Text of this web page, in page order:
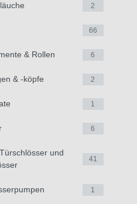
2
66
& Rollen 6
& -köpfe 2
1
6
und
41
1